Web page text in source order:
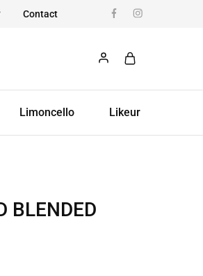
Contact
Limoncello Likeur
BLENDED